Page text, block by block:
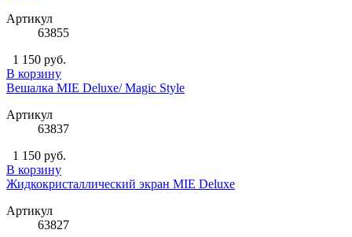
Артикул
63855
1 150 руб.
В корзину
Вешалка MIE Deluxe/ Magic Style
Артикул
63837
1 150 руб.
В корзину
Жидкокристаллический экран MIE Deluxe
Артикул
63827